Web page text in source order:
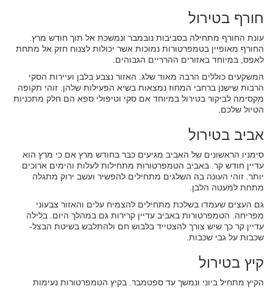
חורף בטירול
עונת החורף מתחילה בסביבות נובמבר ונמשכת אל תוך חודש מרץ.
החורף מאופיין בטמפרטורות נמוכות אשר יכולות לצנוח חזק אל מתחת
לאפס, במיוחד באזורים ההרריים הגבוהים.
המשקעים כוללים הרבה מאוד שלג. האזור נצבע בלבן ועיירות הסקי
הרבות שישנן ברחבי המחוז נמצאות בשיא הפעילות שלהן. זוהי תקופה
מקסימה לביקור בטירול במיוחד אם סקי וטיפולי ספא הם חלק מתכניות
הטיול שלכם.
אביב בטירול
סימניו הראשונים של האביב מגיעים כבר בחודש מרץ אם כי מרץ הוא
עדיין חודש קר. באביב הטמפרטורות מתחילות לעלות והימים ארוכים
יותר. זוהי העונה בה השלגים מתחילים להפשיר ועשב ירוק מתגלה
מתחת למעטה הלבן.
גם העצים שעמדו בשלכת מתחילים להצמיח עלים והאזור צבעוני
מפריחה. הטמפרטורות באביב עדיין קרירות גם במהלך היום. בלילה
עדיין קר כך שיש צורך להצטייד בלבוש חם ולהתלבש בשיטת הבצל-
שכבות על גבי שכבות.
קיץ בטירול
הקיץ מתחיל ביוני ונמשך עד ספטמבר. בקיץ הטמפרטורות נעימות